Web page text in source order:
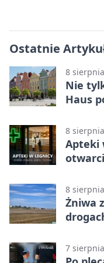
Ostatnie
8
Nie
Haus
8
Apteki
8
Żniwa
7